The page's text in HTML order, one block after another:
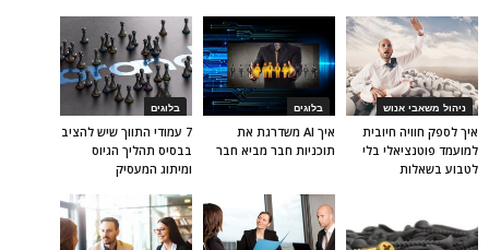
בלוגים
7 עמודי התווך שיש להציב
בבסיס תהליך הגיוס
ומיתוג המעסיק
בלוגים
איך AI משדרגת את
תוכניות חבר מביא חבר
ניהול משאבי אנוש
איך לספק חוויה חיובית
למועמד פוטנציאלי בלי
לטבוע בשאלות